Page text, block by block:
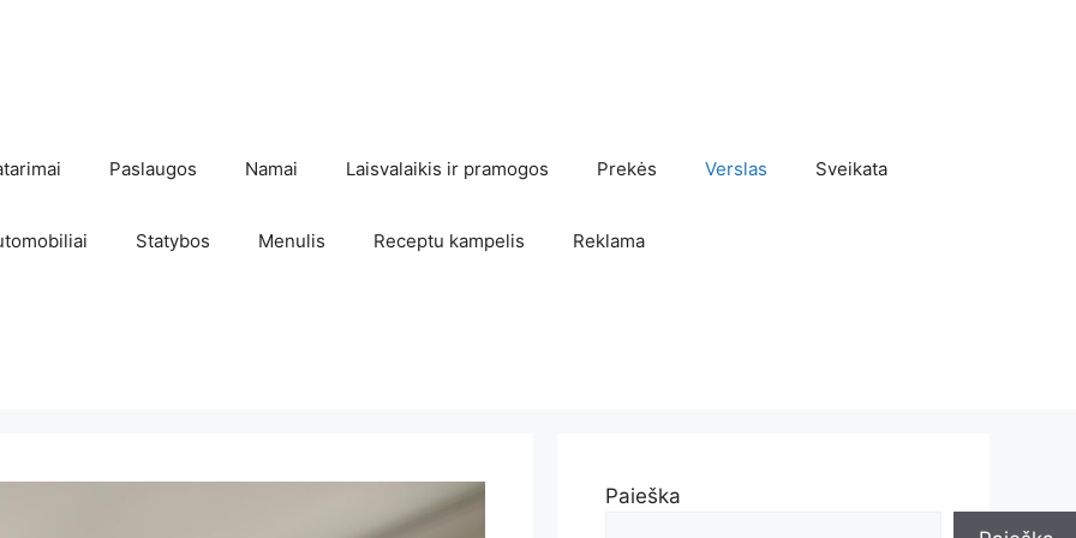
Paslaugos Namai Laisvalaikis ir pramogos Prekės Verslas Sveikata
Statybos Menulis Receptu kampelis Reklama
Paieška